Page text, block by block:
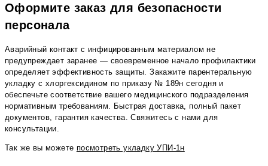
Оформите заказ для безопасности
персонала
Аварийный контакт с инфицированным материалом не
предупреждает заранее — своевременное начало профилактики
определяет эффективность защиты. Закажите парентеральную
укладку с хлоргексидином по приказу № 189н сегодня и
обеспечьте соответствие вашего медицинского подразделения
нормативным требованиям. Быстрая доставка, полный пакет
документов, гарантия качества. Свяжитесь с нами для
консультации.
Так же вы можете посмотреть укладку УПИ-1н